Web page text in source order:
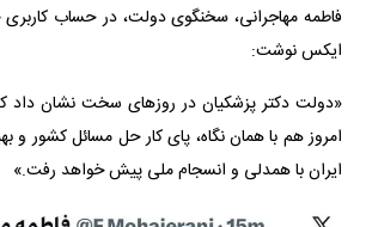
فاطمه مهاجرانی، سخنگوی دولت، در حساب
ایکس نوشت:
«دولت دکتر پزشکیان در روزهای سخت نشان داد
امروز هم با همان نگاه، پای کار حل مسائل کشور و
ایران با همدلی و انسجام ملی پیش خواهد رفت.»